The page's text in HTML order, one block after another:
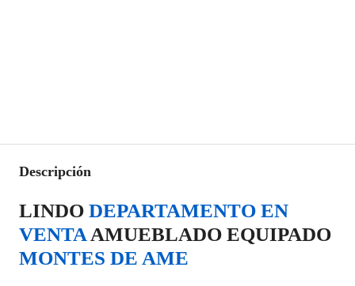
Descripción
LINDO DEPARTAMENTO EN
VENTA AMUEBLADO EQUIPADO
MONTES DE AME